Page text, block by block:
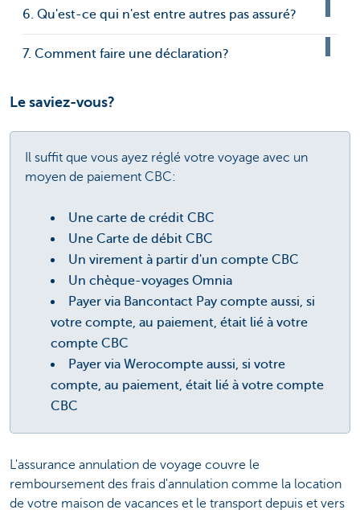
6. Qu'est-ce qui n'est entre autres pas assuré?
7. Comment faire une déclaration?
Le saviez-vous?
Il suffit que vous ayez réglé votre voyage avec un
moyen de paiement CBC:
Une carte de crédit CBC
Une Carte de débit CBC
Un virement à partir d'un compte CBC
Un chèque-voyages Omnia
Payer via Bancontact Pay compte aussi, si
votre compte, au paiement, était lié à votre
compte CBC
Payer via Werocompte aussi, si votre
compte, au paiement, était lié à votre compte
CBC
L'assurance annulation de voyage couvre le
remboursement des frais d'annulation comme la location
de votre maison de vacances et le transport depuis et vers